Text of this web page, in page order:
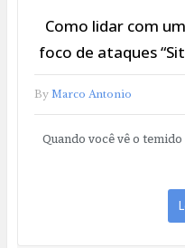
Como lidar com
foco de ataques
By Marco Antonio
Quando você vê o